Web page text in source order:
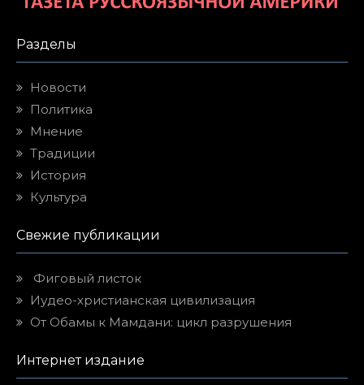
Разделы
Новости
Политика
Мнение
Традиции
История
Культура
Свежие публикации
Фиговый листок
Иудео-христианская цивилизация
От Обамы к Мамдани: цикл разрушения
Интернет издание